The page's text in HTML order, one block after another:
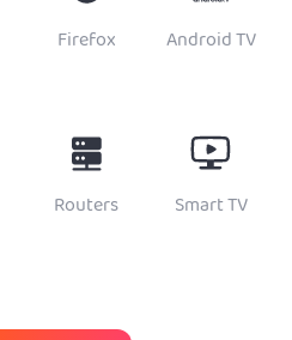
Firefox Android TV
Routers Smart TV